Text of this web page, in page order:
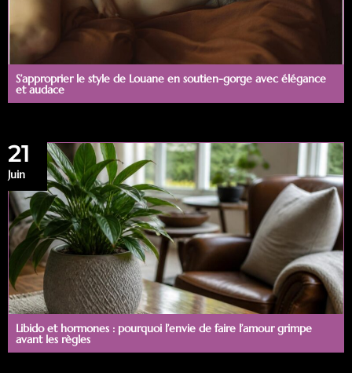
S’approprier le style de Louane en soutien-gorge avec élégance
et audace
21
Juin
Libido et hormones : pourquoi l’envie de faire l’amour grimpe
avant les règles